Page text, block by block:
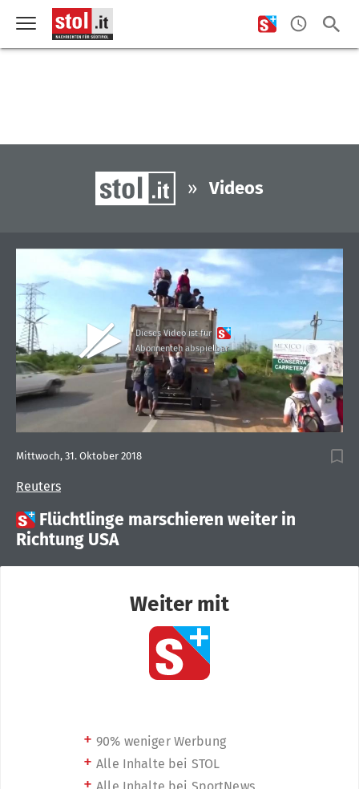
» Videos
Dieses Video ist für
Abonnenten abspielbar
Reuters
Mittwoch, 31. Oktober 2018
 Flüchtlinge marschieren weiter in
Richtung USA